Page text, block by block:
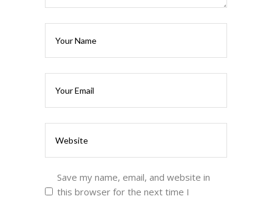
Save my name, email, and website in
this browser for the next time I